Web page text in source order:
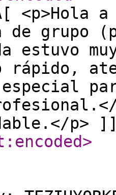
<p>Hola
de grupo
estuvo
rápido,
especial
p>
>